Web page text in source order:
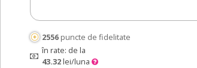
2556 puncte de fidelitate
în rate: de la
43.32lei/luna